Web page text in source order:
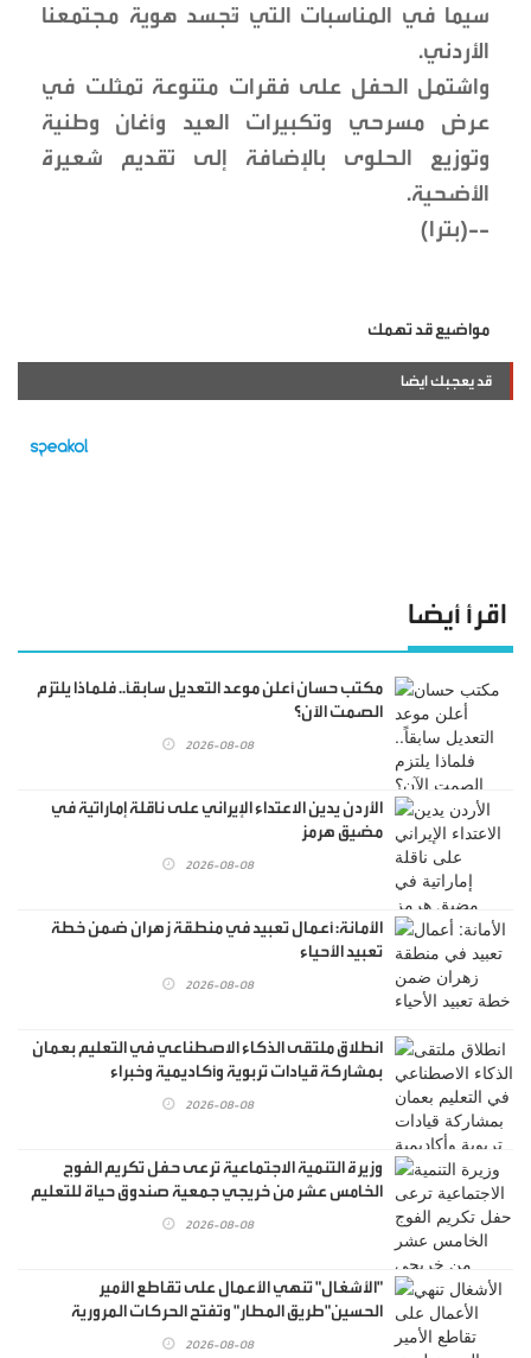
سيما في المناسبات التي تُجسد هوية مجتمعنا
الأردني.
واشتمل الحفل على فقرات متنوعة تمثلت في
عرض مسرحي وتكبيرات العيد وأغان وطنية
وتوزيع الحلوى بالإضافة إلى تقديم شعيرة
الأضحية.
--(بترا)
مواضيع قد تهمك
قد يعجبك ايضا
اقرأ أيضا
مكتب حسان أعلن موعد التعديل سابقاً.. فلماذا يلتزم
الصمت الآن؟
2026-08-08
الأردن يدين الاعتداء الإيراني على ناقلة إماراتية في
مضيق هرمز
2026-08-08
الأمانة: أعمال تعبيد في منطقة زهران ضمن خطة
تعبيد الأحياء
2026-08-08
انطلاق ملتقى الذكاء الاصطناعي في التعليم بعمان
بمشاركة قيادات تربوية وأكاديمية وخبراء
2026-08-08
وزيرة التنمية الاجتماعية ترعى حفل تكريم الفوج
الخامس عشر من خريجي جمعية صندوق حياة للتعليم
2026-08-08
"الأشغال" تنهي الأعمال على تقاطع الأمير
الحسين"طريق المطار" وتفتح الحركات المرورية
2026-08-08